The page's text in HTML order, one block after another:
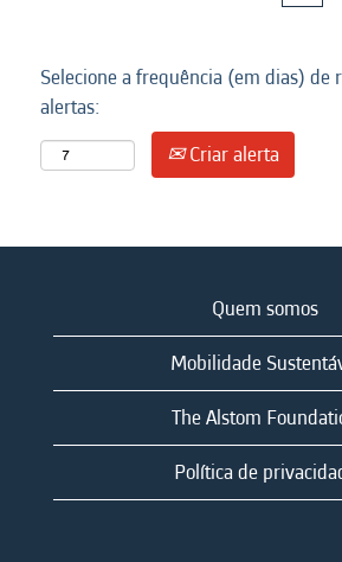
Selecione a frequência (em dias) de
alertas:
Criar alerta
Quem somos
Mobilidade
The Alstom
Política de